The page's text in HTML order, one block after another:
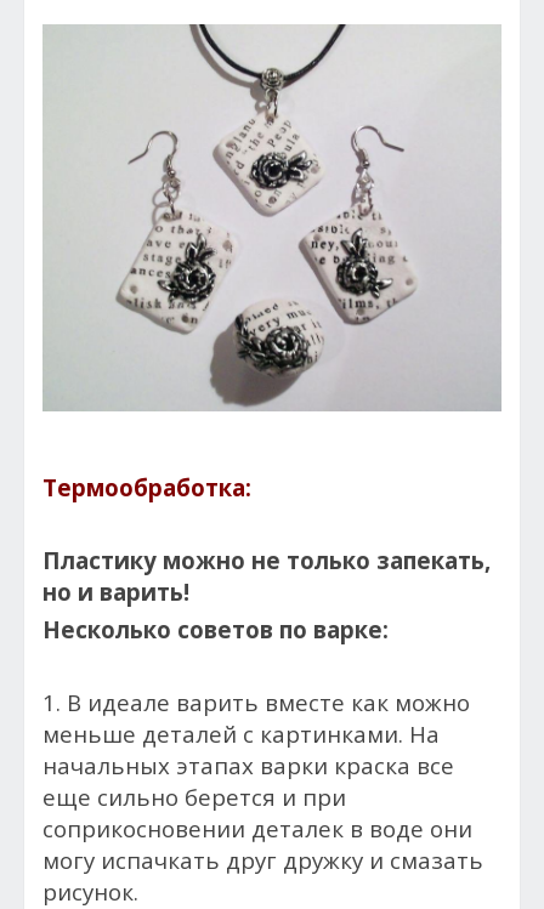
Термообработка:
Пластику можно не только запекать,
но и варить!
Несколько советов по варке:
1. В идеале варить вместе как можно
меньше деталей с картинками. На
начальных этапах варки краска все
еще сильно берется и при
соприкосновении деталек в воде они
могу испачкать друг дружку и смазать
рисунок.